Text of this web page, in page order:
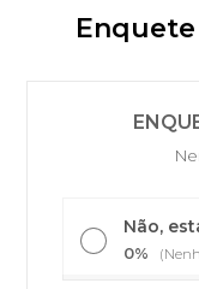
Enquete
Não,
0%